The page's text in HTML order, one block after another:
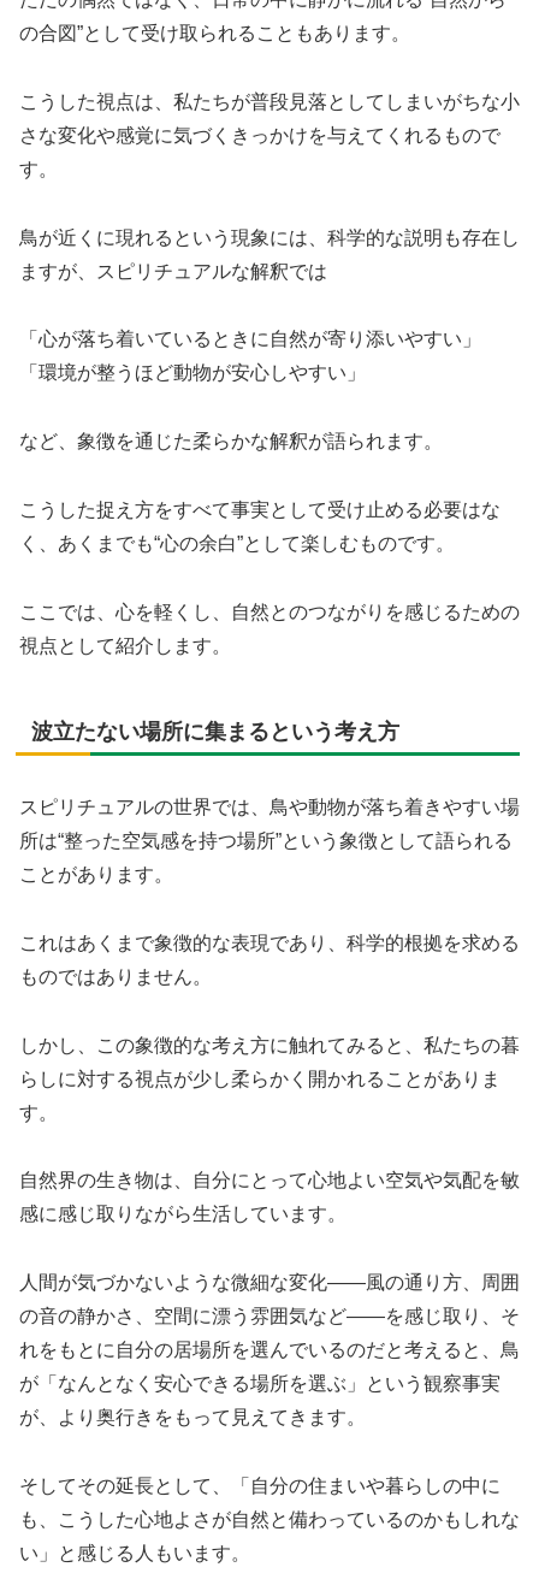
の合図”として受け取られることもあります。
こうした視点は、私たちが普段見落としてしまいがちな小
さな変化や感覚に気づくきっかけを与えてくれるもので
す。
鳥が近くに現れるという現象には、科学的な説明も存在し
ますが、スピリチュアルな解釈では
「心が落ち着いているときに自然が寄り添いやすい」
「環境が整うほど動物が安心しやすい」
など、象徴を通じた柔らかな解釈が語られます。
こうした捉え方をすべて事実として受け止める必要はな
く、あくまでも“心の余白”として楽しむものです。
ここでは、心を軽くし、自然とのつながりを感じるための
視点として紹介します。
波立たない場所に集まるという考え方
スピリチュアルの世界では、鳥や動物が落ち着きやすい場
所は“整った空気感を持つ場所”という象徴として語られる
ことがあります。
これはあくまで象徴的な表現であり、科学的根拠を求める
ものではありません。
しかし、この象徴的な考え方に触れてみると、私たちの暮
らしに対する視点が少し柔らかく開かれることがありま
す。
自然界の生き物は、自分にとって心地よい空気や気配を敏
感に感じ取りながら生活しています。
人間が気づかないような微細な変化——風の通り方、周囲
の音の静かさ、空間に漂う雰囲気など——を感じ取り、そ
れをもとに自分の居場所を選んでいるのだと考えると、鳥
が「なんとなく安心できる場所を選ぶ」という観察事実
が、より奥行きをもって見えてきます。
そしてその延長として、「自分の住まいや暮らしの中に
も、こうした心地よさが自然と備わっているのかもしれな
い」と感じる人もいます。